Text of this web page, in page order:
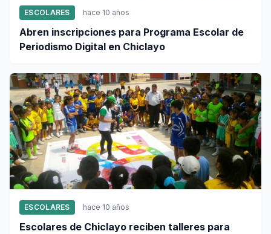
ESCOLARES hace 10 años
Abren inscripciones para Programa Escolar de
Periodismo Digital en Chiclayo
ESCOLARES hace 10 años
Escolares de Chiclayo reciben talleres para